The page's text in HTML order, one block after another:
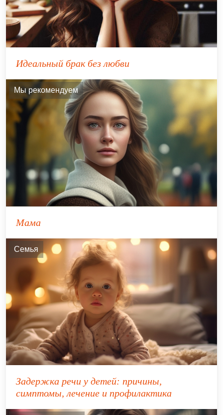
Идеальный брак без любви
Мы рекомендуем
Мама
Семья
Задержка речи у детей: причины,
симптомы, лечение и профилактика